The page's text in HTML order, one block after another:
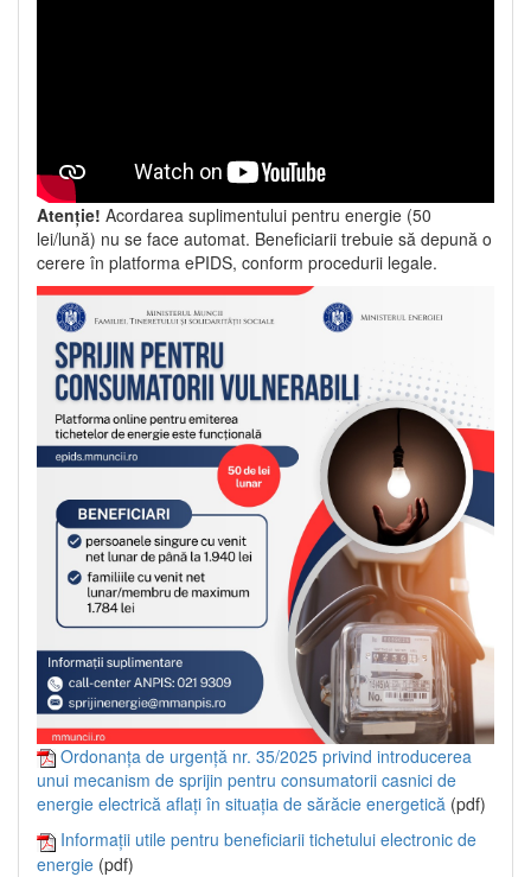
Atenție! Acordarea suplimentului pentru energie (50
lei/lună) nu se face automat. Beneficiarii trebuie să depună o
cerere în platforma ePIDS, conform procedurii legale.
Ordonanța de urgență nr. 35/2025 privind introducerea
unui mecanism de sprijin pentru consumatorii casnici de
energie electrică aflați în situația de sărăcie energetică (pdf)
Informații utile pentru beneficiarii tichetului electronic de
energie (pdf)